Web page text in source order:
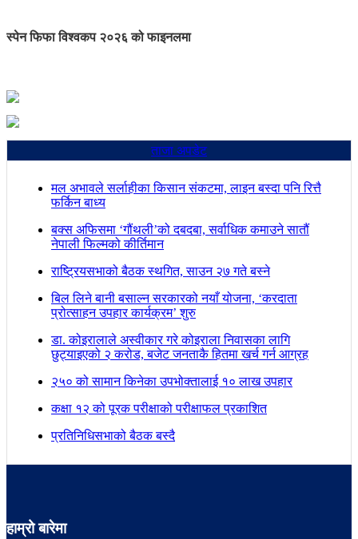
स्पेन फिफा विश्वकप २०२६ को फाइनलमा
ताजा अपडेट
मल अभावले सर्लाहीका किसान संकटमा, लाइन बस्दा पनि रित्तै
फर्किन बाध्य
बक्स अफिसमा ‘गौंथली’को दबदबा, सर्वाधिक कमाउने सातौं
नेपाली फिल्मको कीर्तिमान
राष्ट्रियसभाको बैठक स्थगित, साउन २७ गते बस्ने
बिल लिने बानी बसाल्न सरकारको नयाँ योजना, ‘करदाता
प्रोत्साहन उपहार कार्यक्रम’ शुरु
डा. कोइरालाले अस्वीकार गरे कोइराला निवासका लागि
छुट्याइएको २ करोड, बजेट जनताकै हितमा खर्च गर्न आग्रह
२५० को सामान किनेका उपभोक्तालाई १० लाख उपहार
कक्षा १२ को पूरक परीक्षाको परीक्षाफल प्रकाशित
प्रतिनिधिसभाको बैठक बस्दै
हाम्रो बारेमा